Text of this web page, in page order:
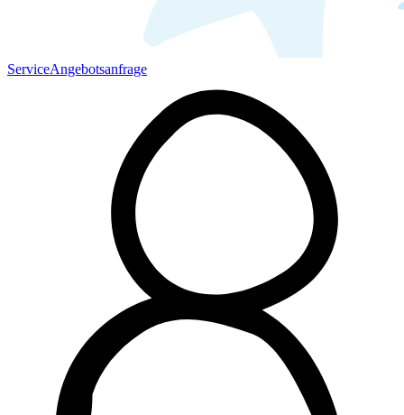
ServiceAngebotsanfrage